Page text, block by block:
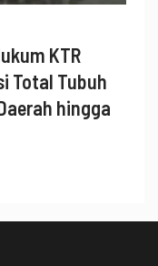
KTR
Total Tubuh
hingga